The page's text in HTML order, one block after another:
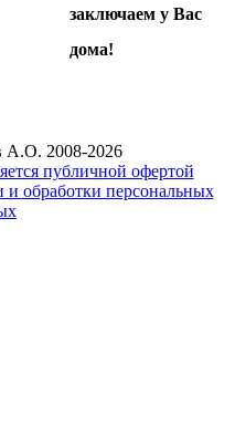
заключаем у Вас
дома!
2008-2026
публичной офертой
обработки персональных